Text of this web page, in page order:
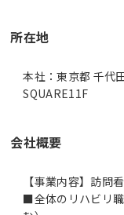
所在地
本社：東京都 千
SQUARE11F
会社概要
【事業内容】訪問
■全体のリハビリ